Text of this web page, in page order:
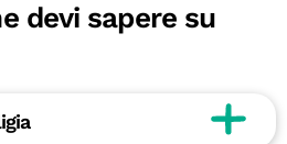
devi sapere su